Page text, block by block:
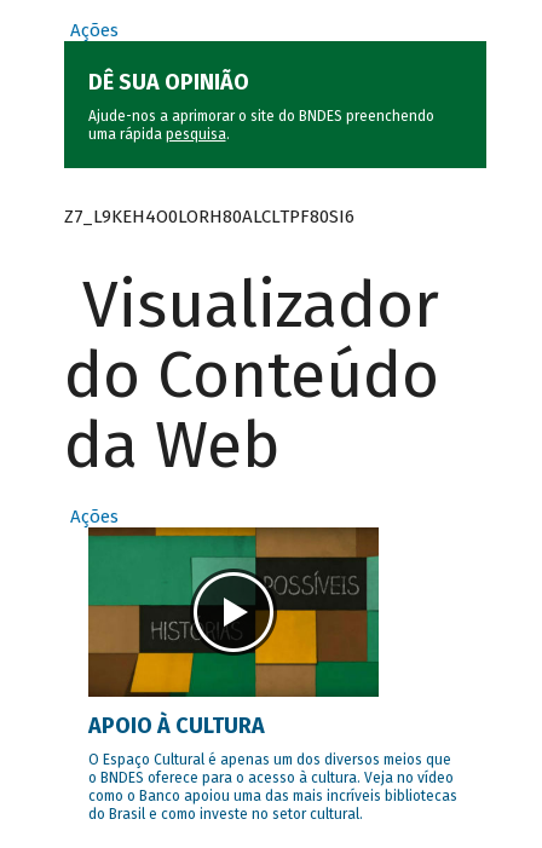
Ações
DÊ SUA OPINIÃO
Ajude-nos a aprimorar o site do BNDES preenchendo
uma rápida pesquisa.
Z7_L9KEH4O0LORH80ALCLTPF80SI6
Visualizador
do Conteúdo
da Web
Ações
APOIO À CULTURA
O Espaço Cultural é apenas um dos diversos meios que
o BNDES oferece para o acesso à cultura. Veja no vídeo
como o Banco apoiou uma das mais incríveis bibliotecas
do Brasil e como investe no setor cultural.